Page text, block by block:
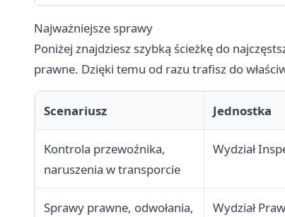
Najważniejsze sprawy
Poniżej znajdziesz szybką ścieżkę do
prawne. Dzięki temu od razu trafisz do
Scenariusz Jednostka
Kontrola przewoźnika,
naruszenia w transporcie
Wydział
Sprawy prawne, odwołania,
Wydział